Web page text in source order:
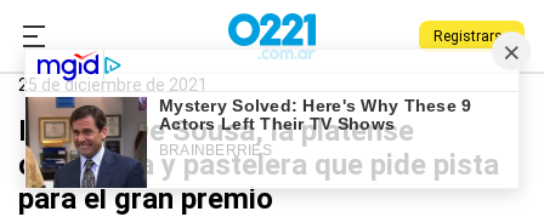
Registrarse
0221.com.ar
Pan dulce artesanal
25 de diciembre de 2021
Martina De Sousa, la platense
contadora y pastelera que pide pista
para el gran premio